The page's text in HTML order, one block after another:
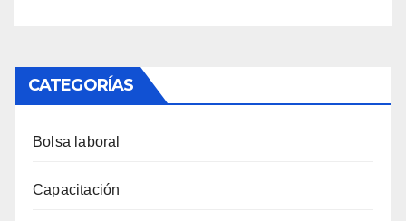
CATEGORÍAS
Bolsa laboral
Capacitación